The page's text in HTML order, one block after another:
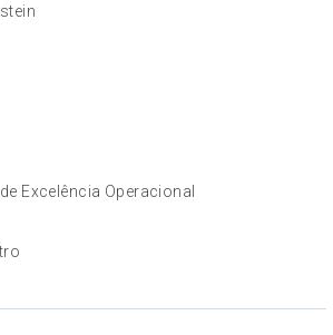
Excelência Operacional